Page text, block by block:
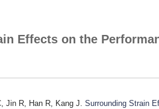
分
Effects on the
Jin R, Han R, Kang J. Surrounding Strain